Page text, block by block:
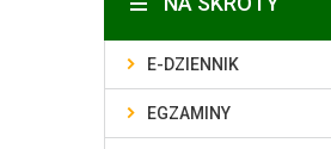
E-DZIENNIK
EGZAMINY